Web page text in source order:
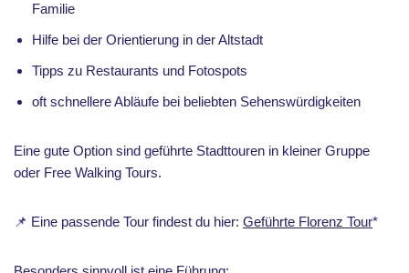
Familie
Hilfe bei der Orientierung in der Altstadt
Tipps zu Restaurants und Fotospots
oft schnellere Abläufe bei beliebten Sehenswürdigkeiten
Eine gute Option sind geführte Stadttouren in kleiner Gruppe
oder Free Walking Tours.
📌 Eine passende Tour findest du hier: Geführte Florenz Tour*